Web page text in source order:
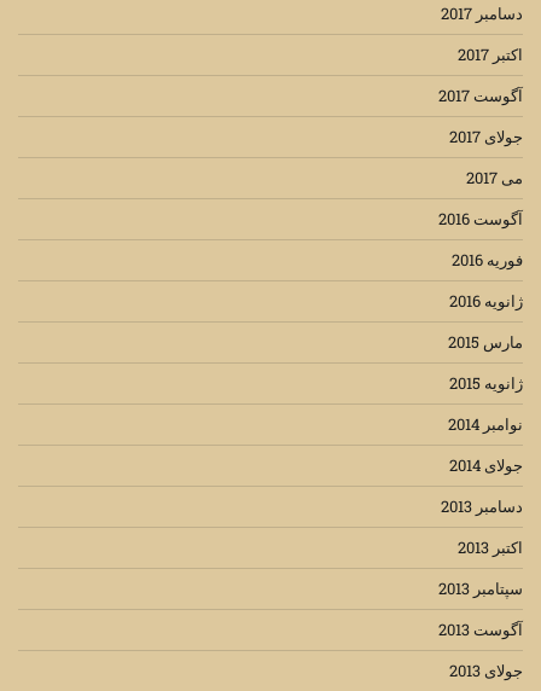
دسامبر 2017
اکتبر 2017
آگوست 2017
جولای 2017
می 2017
آگوست 2016
فوریه 2016
ژانویه 2016
مارس 2015
ژانویه 2015
نوامبر 2014
جولای 2014
دسامبر 2013
اکتبر 2013
سپتامبر 2013
آگوست 2013
جولای 2013